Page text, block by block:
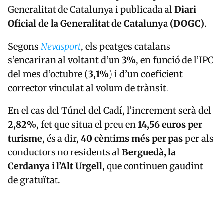
Generalitat de Catalunya i publicada alDiari
Oficial de la Generalitat de Catalunya (DOGC).
Segons Nevasport, els peatges catalans
s’encariran al voltant d’un3%, en funció de l’IPC
del mes d’octubre (3,1%) i d’un coeficient
corrector vinculat al volum de trànsit.
En el cas del Túnel del Cadí, l’increment serà del
2,82%, fet que situa el preu en14,56 euros per
turisme, és a dir, 40 cèntims més per pasper als
conductors no residents alBerguedà, la
Cerdanya i l’Alt Urgell, que continuen gaudint
de gratuïtat.